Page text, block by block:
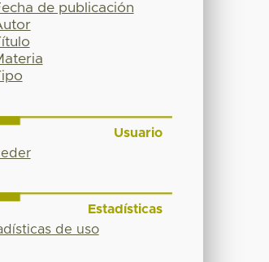
de publicación
Usuario
Estadísticas
de uso